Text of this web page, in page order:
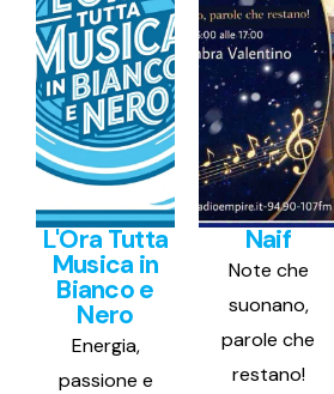
L'Ora Tutta
Musica in
Bianco e
Nero
Energia,
passione e
Naif
Note che
suonano,
parole che
restano!